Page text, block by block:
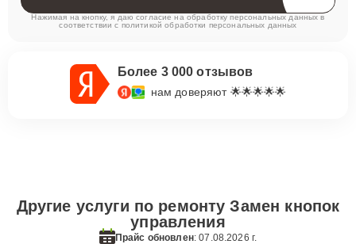
Нажимая на кнопку, я даю согласие на обработку персональных данных в
соответствии с политикой обработки персональных данных
Более 3 000 отзывов
нам доверяют 🌟🌟🌟🌟🌟
Другие услуги по ремонту Замен кнопок
управления
Прайс обновлен: 07.08.2026 г.